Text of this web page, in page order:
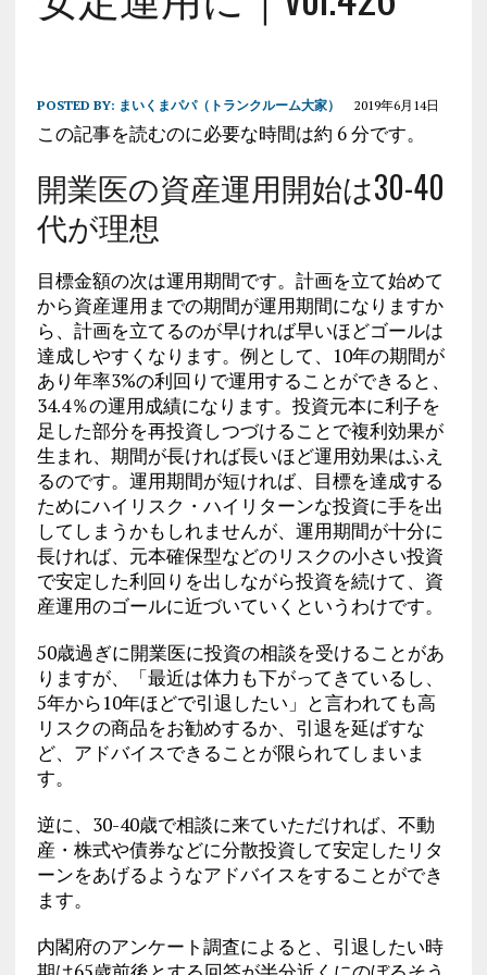
POSTED BY: まいくまパパ（トランクルーム大家） 2019年6月14日
この記事を読むのに必要な時間は約 6 分です。
開業医の資産運用開始は30-40
代が理想
目標金額の次は運用期間です。計画を立て始めて
から資産運用までの期間が運用期間になりますか
ら、計画を立てるのが早ければ早いほどゴールは
達成しやすくなります。例として、10年の期間が
あり年率3%の利回りで運用することができると、
34.4％の運用成績になります。投資元本に利子を
足した部分を再投資しつづけることで複利効果が
生まれ、期間が長ければ長いほど運用効果はふえ
るのです。運用期間が短ければ、目標を達成する
ためにハイリスク・ハイリターンな投資に手を出
してしまうかもしれませんが、運用期間が十分に
長ければ、元本確保型などのリスクの小さい投資
で安定した利回りを出しながら投資を続けて、資
産運用のゴールに近づいていくというわけです。
50歳過ぎに開業医に投資の相談を受けることがあ
りますが、「最近は体力も下がってきているし、
5年から10年ほどで引退したい」と言われても高
リスクの商品をお勧めするか、引退を延ばすな
ど、アドバイスできることが限られてしまいま
す。
逆に、30-40歳で相談に来ていただければ、不動
産・株式や債券などに分散投資して安定したリタ
ーンをあげるようなアドバイスをすることができ
ます。
内閣府のアンケート調査によると、引退したい時